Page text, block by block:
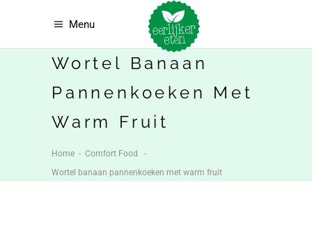
Menu
Wortel Banaan
Pannenkoeken Met
Warm Fruit
Home - Comfort Food
-
Wortel banaan pannenkoeken met warm fruit